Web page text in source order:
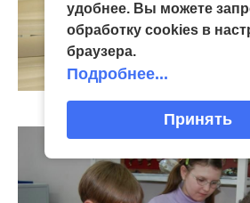
удобнее. Вы можете
обработку сookies в
браузера.
Подробнее...
Принять